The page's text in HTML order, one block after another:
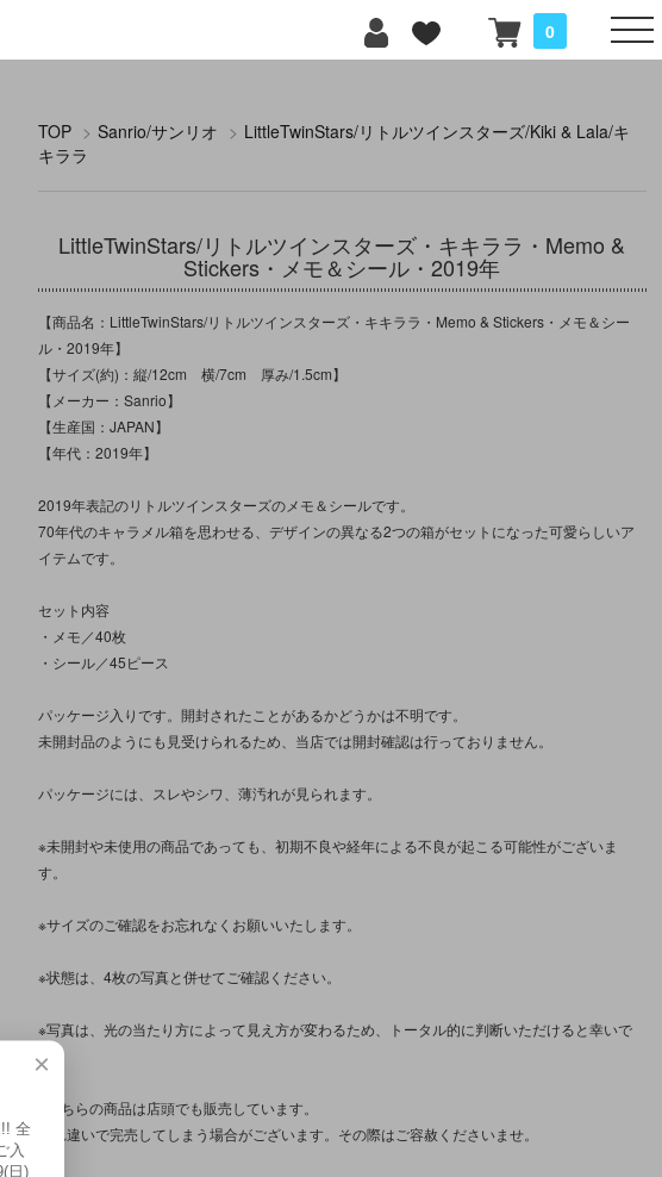
0
TOP > Sanrio/サンリオ > LittleTwinStars/リトルツインスターズ/Kiki & Lala/キ
キララ
LittleTwinStars/リトルツインスターズ・キキララ・Memo &
Stickers・メモ＆シール・2019年
【商品名：LittleTwinStars/リトルツインスターズ・キキララ・Memo & Stickers・メモ＆シー
ル・2019年】
【サイズ(約)：縦/12cm 横/7cm 厚み/1.5cm】
【メーカー：Sanrio】
【生産国：JAPAN】
【年代：2019年】
2019年表記のリトルツインスターズのメモ＆シールです。
70年代のキャラメル箱を思わせる、デザインの異なる2つの箱がセットになった可愛らしいア
イテムです。
セット内容
・メモ／40枚
・シール／45ピース
パッケージ入りです。開封されたことがあるかどうかは不明です。
未開封品のようにも見受けられるため、当店では開封確認は行っておりません。
パッケージには、スレやシワ、薄汚れが見られます。
※未開封や未使用の商品であっても、初期不良や経年による不良が起こる可能性がございま
す。
※サイズのご確認をお忘れなくお願いいたします。
※状態は、4枚の写真と併せてご確認ください。
※写真は、光の当たり方によって見え方が変わるため、トータル的に判断いただけると幸いで
す。
※こちらの商品は店頭でも販売しています。
入れ違いで完売してしまう場合がございます。その際はご容赦くださいませ。
×
全
入
日)